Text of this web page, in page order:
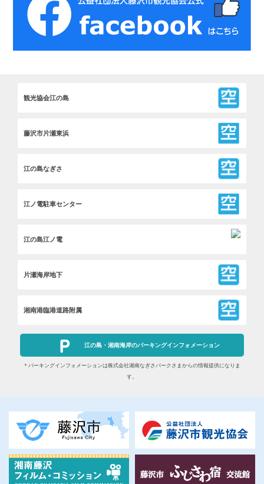
観光協会江の島
藤沢市片瀬東浜
江の島なぎさ
江ノ電駐車センター
江の島江ノ電
片瀬海岸地下
湘南港臨港道路附属
江の島・湘南海岸のパーキングインフォメーション
＊パーキングインフォメーションは株式会社湘南なぎさパークさまからの情報提供になりま
す。